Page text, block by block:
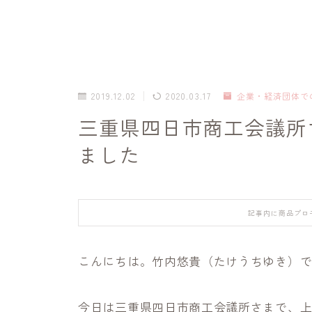
2019.12.02 2020.03.17 企業・経済団体で
三重県四日市商工会議
ました
記事内に商品プ
こんにちは。竹内悠貴（たけうちゆき）
今日は三重県四日市商工会議所さまで、